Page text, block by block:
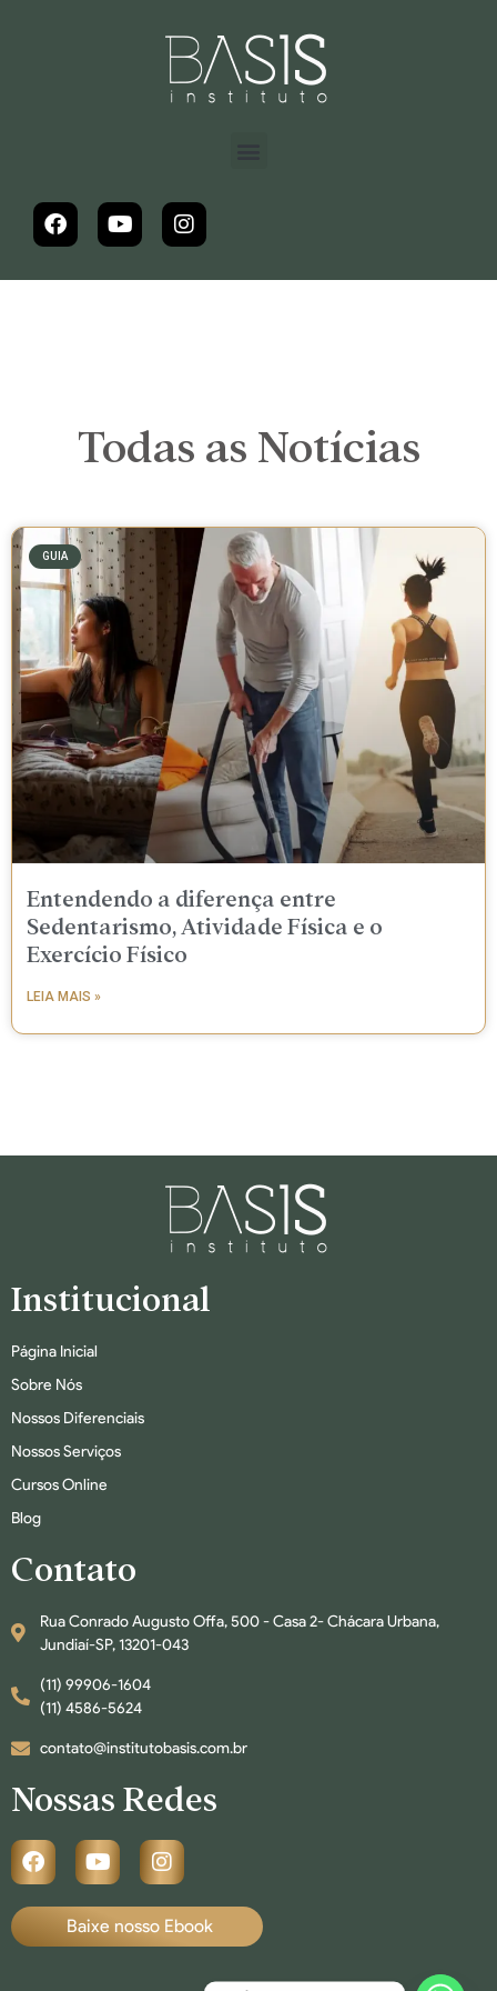
Todas as Notícias
GUIA
Entendendo a diferença entre
Sedentarismo, Atividade Física e o
Exercício Físico
LEIA MAIS »
Institucional
Página Inicial
Sobre Nós
Nossos Diferenciais
Nossos Serviços
Cursos Online
Blog
Contato
Rua Conrado Augusto Offa, 500 - Casa 2- Chácara Urbana,
Jundiaí-SP, 13201-043
(11) 99906-1604
(11) 4586-5624
contato@institutobasis.com.br
Nossas Redes
Baixe nosso Ebook